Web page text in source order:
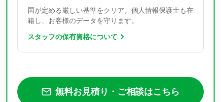
国が定める厳しい基準をクリア。個人情報保護士も在
籍し、お客様のデータを守ります。
スタッフの保有資格について
無料お見積り・ご相談はこちら